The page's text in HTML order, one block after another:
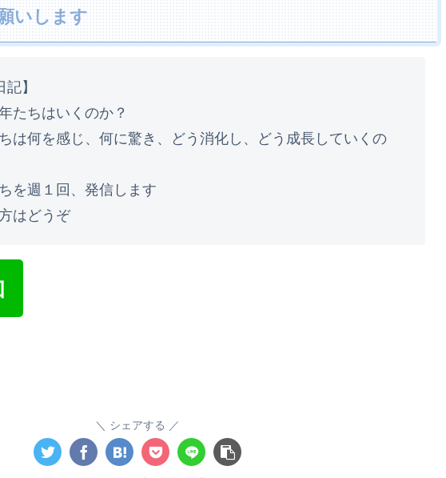
いします
】
たちはいくのか？
は何を感じ、何に驚き、どう消化し、どう成長していくの
を週１回、発信します
はどうぞ
シェアする